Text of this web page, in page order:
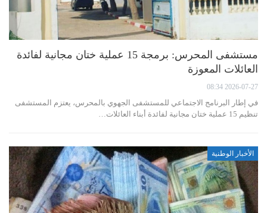
مستشفى المحرس: برمجة 15 عملية ختان مجانية لفائدة
العائلات المعوزة
2026-07-27 08:34
في إطار البرنامج الاجتماعي للمستشفى الجهوي بالمحرس، يعتزم المستشفى
تنظيم 15 عملية ختان مجانية لفائدة أبناء العائلات…
الأخبار الوطنية